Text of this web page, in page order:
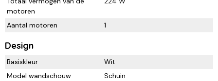
motoren
Aantal motoren 1
Design
Basiskleur
Wit
Model wandschouw
Schuin